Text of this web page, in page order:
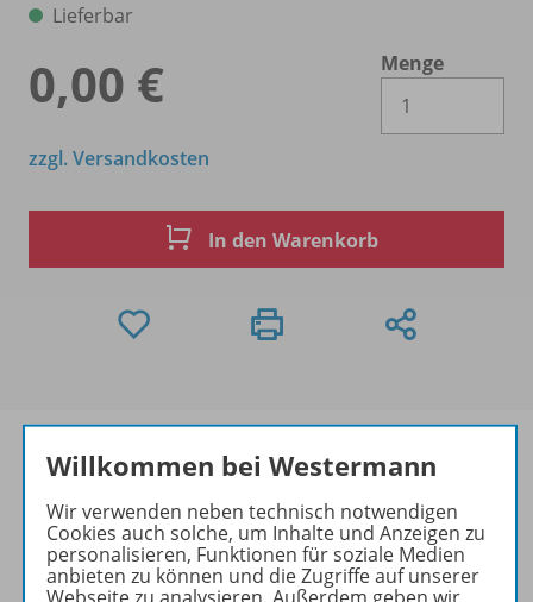
Lieferbar
0,00 €
Menge
zzgl. Versandkosten
In den Warenkorb
Produktinformationen
Willkommen bei Westermann
Wir verwenden neben technisch notwendigen
Cookies auch solche, um Inhalte und Anzeigen zu
personalisieren, Funktionen für soziale Medien
anbieten zu können und die Zugriffe auf unserer